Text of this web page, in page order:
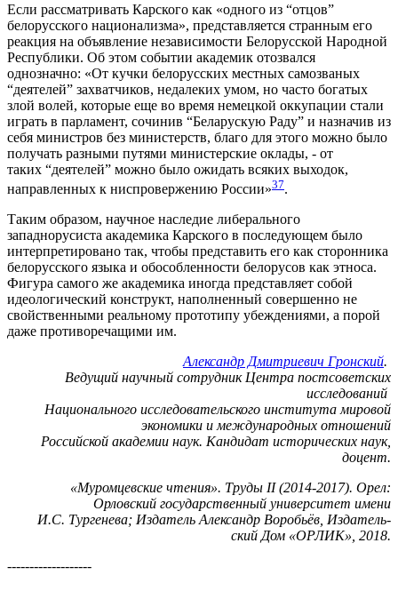
Если рассматривать Карского как «одного из “отцов”
белорусского национализма», представляется странным его
реакция на объявление независимости Белорусской Народной
Республики. Об этом событии академик отозвался
однозначно: «От кучки белорусских местных самозваных
“деятелей” захватчиков, недалеких умом, но часто богатых
злой волей, которые еще во время немецкой оккупации стали
играть в парламент, сочинив “Беларускую Раду” и назначив из
себя министров без министерств, благо для этого можно было
получать разными путями министерские оклады, - от
таких “деятелей” можно было ожидать всяких выходок,
направленных к ниспровержению России»37.
Таким образом, научное наследие либерального
западнорусиста академика Карского в последующем было
интерпретировано так, чтобы представить его как сторонника
белорусского языка и обособленности белорусов как этноса.
Фигура самого же академика иногда представляет собой
идеологический конструкт, наполненный совершенно не
свойственными реальному прототипу убеждениями, а порой
даже противоречащими им.
Александр Дмитриевич Гронский.
Ведущий научный сотрудник Центра постсоветских
исследований
Национального исследовательского института мировой
экономики и международных отношений
Российской академии наук. Кандидат исторических наук,
доцент.
«Муромцевские чтения». Труды II (2014-2017). Орел:
Орловский государственный университет имени
И.С. Тургенева; Издатель Александр Воробьёв, Издатель-
ский Дом «ОРЛИК», 2018.
-------------------